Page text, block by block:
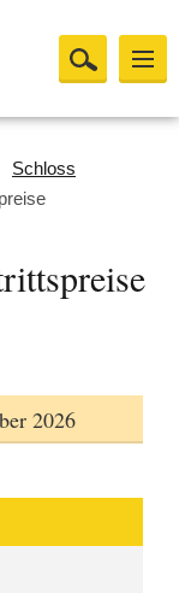
Schloss
2026